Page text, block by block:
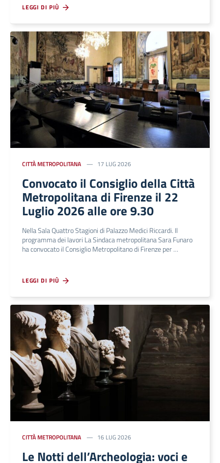
LEGGI DI PIÙ
CITTÀ METROPOLITANA 17 LUG 2026
Convocato il Consiglio della Città
Metropolitana di Firenze il 22
Luglio 2026 alle ore 9.30
Nella Sala Quattro Stagioni di Palazzo Medici Riccardi. Il
programma dei lavori La Sindaca metropolitana Sara Funaro
ha convocato il Consiglio Metropolitano di Firenze per …
LEGGI DI PIÙ
CITTÀ METROPOLITANA 16 LUG 2026
Le Notti dell’Archeologia: voci e